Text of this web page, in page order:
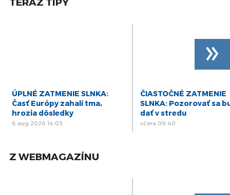
21
máj
PREŠOV-PSK 13: Záznam zasadnutia
Zastupiteľstva Prešovského samosprávneho
kraja (PSK)
ÚPLNÉ ZATMENIE SLNKA:
Časť Európy zahalí tma,
hrozia dôsledky
6 aug 2026 14:03
ČIASTOČNÉ ZATMENIE
SLNKA: Pozorovať sa
dať v stredu
včera 09:40
»
Z WEBMAGAZÍNU